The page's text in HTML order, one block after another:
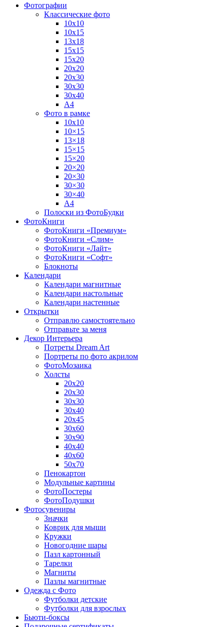
Фотографии
Классические фото
10х10
10х15
13х18
15х15
15х20
20х20
20х30
30х30
30х40
А4
Фото в рамке
10х10
10×15
13×18
15×15
15×20
20×20
20×30
30×30
30×40
A4
Полоски из ФотоБудки
ФотоКниги
ФотоКниги «Премиум»
ФотоКниги «Слим»
ФотоКниги «Лайт»
ФотоКниги «Софт»
Блокноты
Календари
Календари магнитные
Календари настольные
Календари настенные
Открытки
Отправлю самостоятельно
Отправьте за меня
Декор Интерьера
Потреты Dream Art
Портреты по фото акрилом
ФотоМозаика
Холсты
20х20
20х30
30х30
30х40
20х45
30х60
30х90
40х40
40х60
50х70
Пенокартон
Модульные картины
ФотоПостеры
ФотоПодушки
Фотоcувениры
Значки
Коврик для мыши
Кружки
Новогодние шары
Пазл картонный
Тарелки
Магниты
Пазлы магнитные
Одежда с Фото
Футболки детские
Футболки для взрослых
Бьюти-боксы